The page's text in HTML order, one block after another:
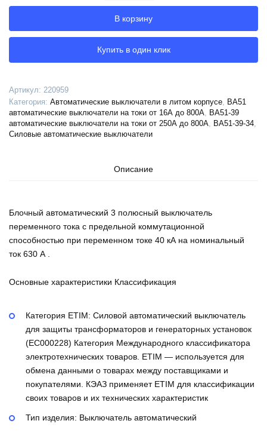
ВА51-
39-
341810-
630А-3200-
УХЛ3-
КЭАЗ,
220959
В корзину
Купить в один клик
Артикул: 220959
Категория: Автоматические выключатели в литом корпусе
ВА51
автоматические выключатели на токи от 16А до 800А
ВА51-39
автоматические выключатели на токи от 250А до 800А
ВА51-39-34
Силовые автоматические выключатели
Описание
Блочный автоматический 3 полюсный выключатель
переменного тока с предельной коммутационной
способностью при переменном токе 40 кА на номинальный
ток 630 А .
Основные характеристики Классификация
Категория ETIM: Силовой автоматический выключатель
для защиты трансформаторов и генераторных установок
(EC000228) Категория Международного классификатора
электротехнических товаров. ETIM — используется для
обмена данными о товарах между поставщиками и
покупателями. КЭАЗ применяет ETIM для классификации
своих товаров и их технических характеристик
Тип изделия: Выключатель автоматический